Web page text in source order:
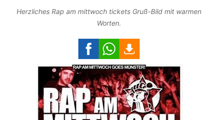
Herzliches Rap am mittwoch tickets Gruß-Bild mit warmen
Worten.